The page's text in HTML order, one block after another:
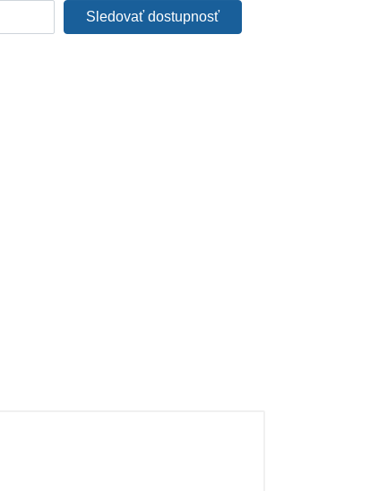
Sledovať dostupnosť